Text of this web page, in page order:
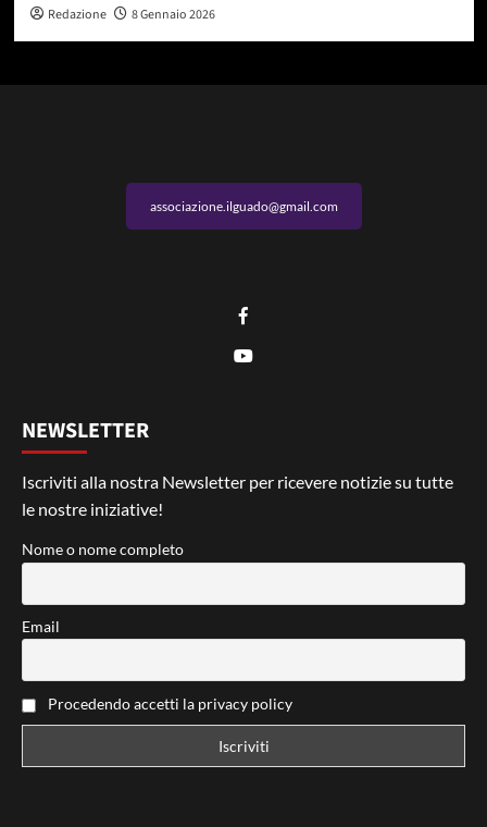
Redazione 8 Gennaio 2026
associazione.ilguado@gmail.com
NEWSLETTER
Iscriviti alla nostra Newsletter per ricevere notizie su tutte
le nostre iniziative!
Nome o nome completo
Email
Procedendo accetti la privacy policy